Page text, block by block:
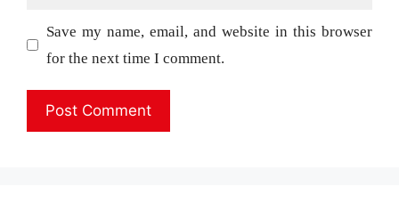
Save my name, email, and website in this browser
for the next time I comment.